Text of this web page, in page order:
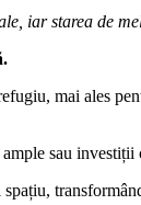
iar starea de
mai ales
sau investiții